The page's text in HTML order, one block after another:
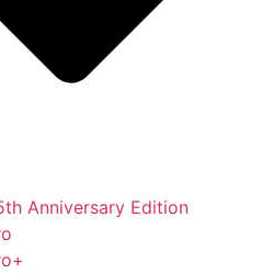
Anniversary Edition